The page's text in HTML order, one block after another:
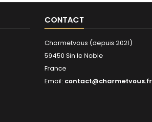
CONTACT
Charmetvous (depuis 2021)
59450 Sin le Noble
France
Email: contact@charmetvous.fr